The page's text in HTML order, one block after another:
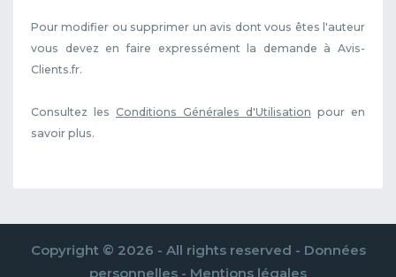
Pour modifier ou supprimer un avis dont vous êtes l'auteur
vous devez en faire expressément la demande à Avis-
Clients.fr.
Consultez les Conditions Générales d'Utilisation pour en
savoir plus.
Copyright © 2026 - All rights reserved - Données
personnelles - Mentions légales